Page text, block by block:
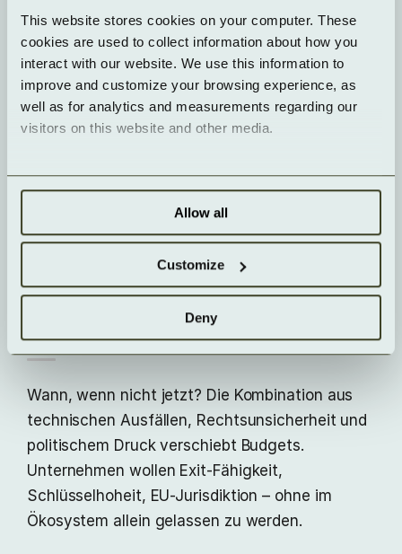
This website stores cookies on your computer. These
cookies are used to collect information about how you
interact with our website. We use this information to
improve and customize your browsing experience, as
well as for analytics and measurements regarding our
visitors on this website and other media.
Allow all
Customize
Deny
Sovereignty Framework und einer EU-
Ausschreibung über 180 Mio. € entsteht
mess- und beschaffbar macht: Rechts- und
Betriebs-Souveränität, Schlüssel- und
Nachhaltigkeit. Heißt: Nicht mehr „Sovereign“
Was heißt das für Ihr Geschäft?
Wann, wenn nicht jetzt? Die Kombination aus
technischen Ausfällen, Rechtsunsicherheit und
politischem Druck verschiebt Budgets.
Unternehmen wollen Exit-Fähigkeit,
Schlüsselhoheit, EU-Jurisdiktion – ohne im
Ökosystem allein gelassen zu werden.